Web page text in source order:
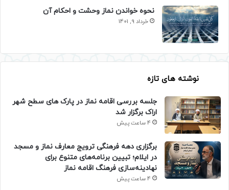
نحوه خواندن نماز وحشت و احکام آن
خرداد 9, 1401
نوشته های تازه
جلسه بررسی اقامه نماز در پارک های سطح شهر
اراک برگزار شد
4 ساعت پیش
برگزاری دهه فرهنگی ترویج معارف نماز و مسجد
در ایلام؛ تبیین برنامه‌های متنوع برای
نهادینه‌سازی فرهنگ اقامه نماز
4 ساعت پیش